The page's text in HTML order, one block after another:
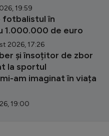
19:59
fotbalistul în
1.000.000 de euro
2026, 17:26
și însoțitor de zbor
la sportul
am imaginat în viața
19:00